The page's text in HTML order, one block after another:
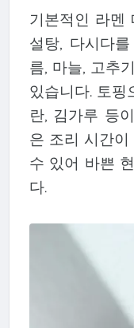
기본적인 라멘
설탕, 다시다
름, 마늘, 고추
있습니다. 토핑
란, 김가루 등
은 조리 시간
수 있어 바쁜
다.